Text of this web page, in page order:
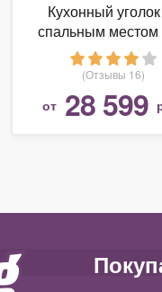
Кухонный
спальным местом
Остин
(Отзывы 16)
от 28 599